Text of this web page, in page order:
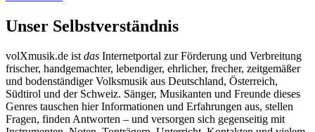
Unser Selbstverständnis
volXmusik.de ist das Internetportal zur Förderung und Verbreitung
frischer, handgemachter, lebendiger, ehrlicher, frecher, zeitgemäßer
und bodenständiger Volksmusik aus Deutschland, Österreich,
Südtirol und der Schweiz. Sänger, Musikanten und Freunde dieses
Genres tauschen hier Informationen und Erfahrungen aus, stellen
Fragen, finden Antworten – und versorgen sich gegenseitig mit